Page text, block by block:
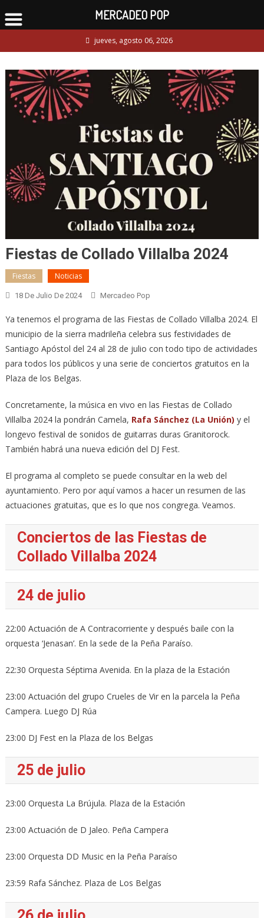
to
jueves, agosto 06, 2026
Fiestas de Collado Villalba 2024
Fiestas Noticias
18 De Julio De 2024 Mercadeo Pop
Ya tenemos el programa de las Fiestas de Collado Villalba 2024. El
municipio de la sierra madrileña celebra sus festividades de
Santiago Apóstol del 24 al 28 de julio con todo tipo de actividades
para todos los públicos y una serie de conciertos gratuitos en la
Plaza de los Belgas.
Concretamente, la música en vivo en las Fiestas de Collado
Villalba 2024 la pondrán Camela, Rafa Sánchez (La Unión) y el
longevo festival de sonidos de guitarras duras Granitorock.
También habrá una nueva edición del DJ Fest.
El programa al completo se puede consultar en la web del
ayuntamiento. Pero por aquí vamos a hacer un resumen de las
actuaciones gratuitas, que es lo que nos congrega. Veamos.
Conciertos de las Fiestas de
Collado Villalba 2024
24 de julio
22:00 Actuación de A Contracorriente y después baile con la
orquesta ‘Jenasan’. En la sede de la Peña Paraíso.
22:30 Orquesta Séptima Avenida. En la plaza de la Estación
23:00 Actuación del grupo Crueles de Vir en la parcela la Peña
Campera. Luego DJ Rúa
23:00 DJ Fest en la Plaza de los Belgas
25 de julio
23:00 Orquesta La Brújula. Plaza de la Estación
23:00 Actuación de D Jaleo. Peña Campera
23:00 Orquesta DD Music en la Peña Paraíso
23:59 Rafa Sánchez. Plaza de Los Belgas
MERCADEO POP